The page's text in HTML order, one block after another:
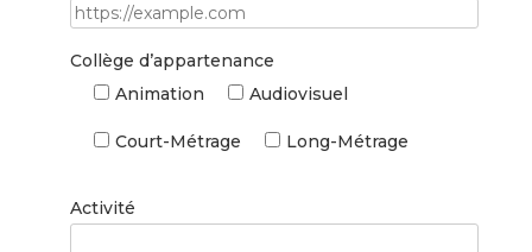
Collège d’appartenance
Animation
Audiovisuel
Court-Métrage Long-Métrage
Activité